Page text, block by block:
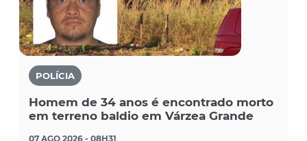
POLÍCIA
Homem de 34 anos é encontrado morto
em terreno baldio em Várzea Grande
07 AGO 2026 - 08H31